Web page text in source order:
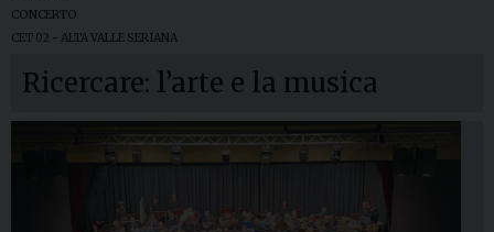
CONCERTO
CET 02 - ALTA VALLE SERIANA
Ricercare: l’arte e la musica